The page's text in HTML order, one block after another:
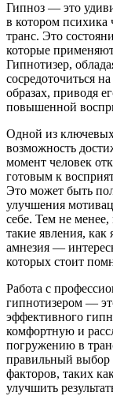
Гипноз — это
в котором психика
транс. Это
которые
Гипнотизер,
сосредоточиться
образах, приводя
повышенной
Одной из ключевых
возможность
момент человек
готовым к
Это может быть
улучшения
себе. Тем не менее,
такие явления,
амнезия —
которых стоит
Работа с
гипнотизером —
эффективного
комфортную и
погружению в
правильный выбор
факторов, таких
улучшить